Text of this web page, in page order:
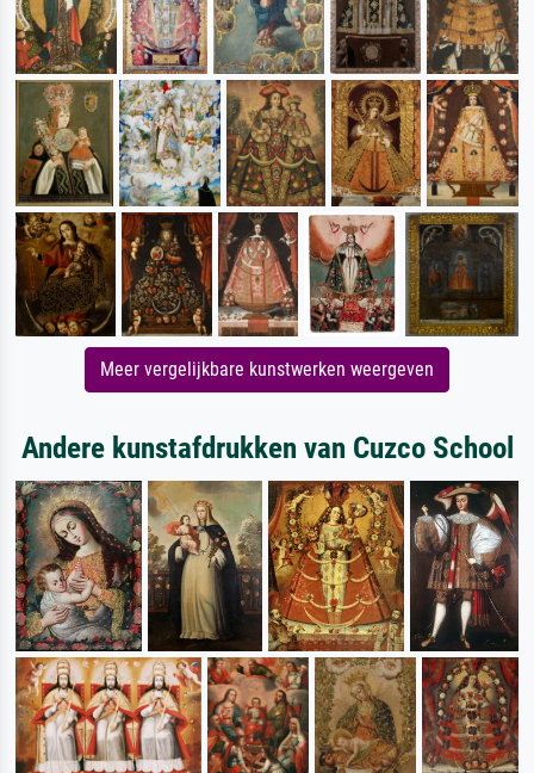
Meer vergelijkbare kunstwerken weergeven
Andere kunstafdrukken van Cuzco School